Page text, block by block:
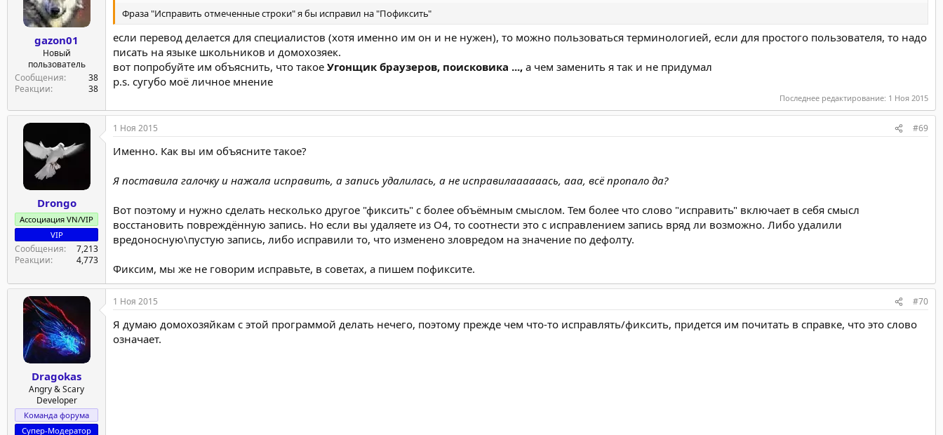
gazon01
Новый
пользователь
Сообщения
38
Реакции
38
Фраза "Исправить отмеченные строки" я бы исправил на "Пофиксить"
если перевод делается для специалистов (хотя именно им он и не нужен), то можно пользоваться терминологией, если для простого пользователя, то надо
писать на языке школьников и домохозяек.
вот попробуйте им объяснить, что такое Угонщик браузеров, поисковика ..., а чем заменить я так и не придумал
p.s. сугубо моё личное мнение
Последнее редактирование: 1 Ноя 2015
Drongo
Ассоциация VN/VIP
VIP
Сообщения
7,213
Реакции
4,773
1 Ноя 2015 #69
Именно. Как вы им объясните такое?
Я поставила галочку и нажала исправить, а запись удалилась, а не исправилаааааась, ааа, всё пропало да?
Вот поэтому и нужно сделать несколько другое "фиксить" с более объёмным смыслом. Тем более что слово "исправить" включает в себя смысл
восстановить повреждённую запись. Но если вы удаляете из О4, то соотнести это с исправлением запись вряд ли возможно. Либо удалили
вредоносную\пустую запись, либо исправили то, что изменено зловредом на значение по дефолту.
Фиксим, мы же не говорим исправьте, в советах, а пишем пофиксите.
Dragokas
Angry & Scary
Developer
Команда форума
Супер-Модератор
1 Ноя 2015 #70
Я думаю домохозяйкам с этой программой делать нечего, поэтому прежде чем что-то исправлять/фиксить, придется им почитать в справке, что это слово
означает.